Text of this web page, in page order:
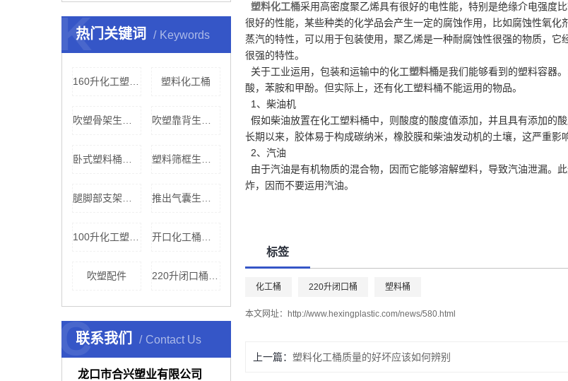
热门关键词 Keywords
K
塑料化工桶
吹塑配件
联系我们 Contact Us
C
龙口市合兴塑业有限公司
塑料化工桶采用高密度聚乙烯具有很好的电性能，特别是绝缘介电强度
很好的性能，某些种类的化学品会产生一定的腐蚀作用，比如腐蚀性氧
蒸汽的特性，可以用于包装使用，聚乙烯是一种耐腐蚀性很强的物质，
很强的特性。
关于工业运用，包装和运输中的化工塑料桶是我们能够看到的塑料容器
酸，苯胺和甲酚。但实际上，还有化工塑料桶不能运用的物品。
1、柴油机
假如柴油放置在化工塑料桶中，则酸度的酸度值添加，并且具有添加的
长期以来，胶体易于构成碳纳米，橡胶膜和柴油发动机的土壤，这严重影
2、汽油
由于汽油是有机物质的混合物，因而它能够溶解塑料，导致汽油泄漏。
炸，因而不要运用汽油。
标签
化工桶 220升闭口桶 塑料桶
本文网址： http://www.hexingplastic.com/news/580.html
上一篇： 塑料化工桶质量的好坏应该如何辨别